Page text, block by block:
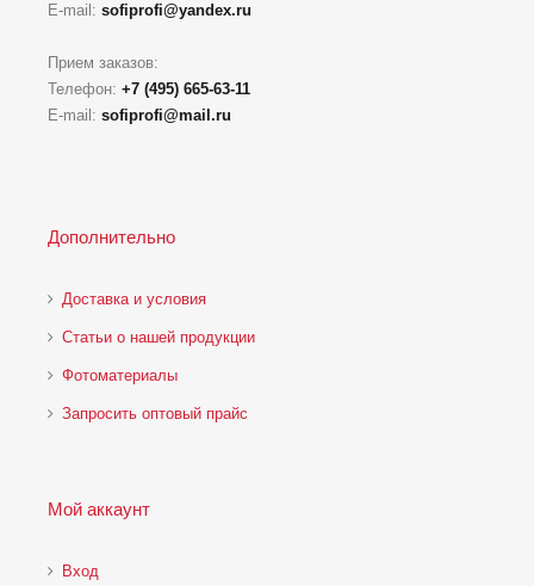
E-mail: sofiprofi@yandex.ru
Прием заказов:
Телефон: +7 (495) 665-63-11
E-mail: sofiprofi@mail.ru
Дополнительно
Доставка и условия
Статьи о нашей продукции
Фотоматериалы
Запросить оптовый прайс
Мой аккаунт
Вход